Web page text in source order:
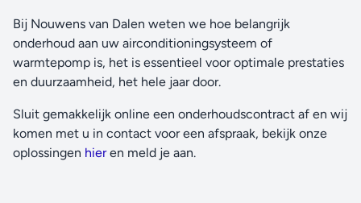
Bij Nouwens van Dalen weten we hoe belangrijk
onderhoud aan uw airconditioningsysteem of
warmtepomp is, het is essentieel voor optimale prestaties
en duurzaamheid, het hele jaar door.
Sluit gemakkelijk online een onderhoudscontract af en wij
komen met u in contact voor een afspraak, bekijk onze
oplossingen hieren meld je aan.